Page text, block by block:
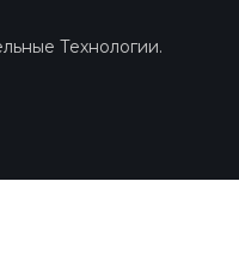
Технологии.